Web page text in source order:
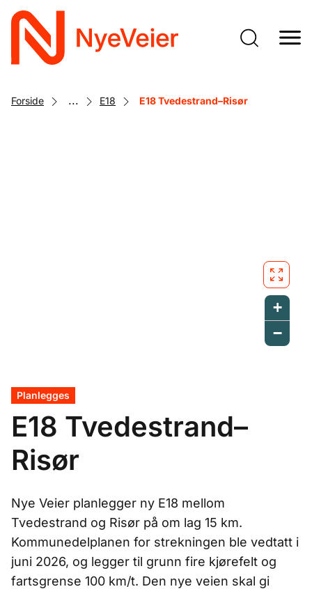
Gå
Forside ... E18 E18 Tvedestrand–Risør
+
−
Planlegges
E18 Tvedestrand–
Risør
Nye Veier planlegger ny E18 mellom
Tvedestrand og Risør på om lag 15 km.
Kommunedelplanen for strekningen ble vedtatt i
juni 2026, og legger til grunn fire kjørefelt og
fartsgrense 100 km/t. Den nye veien skal gi